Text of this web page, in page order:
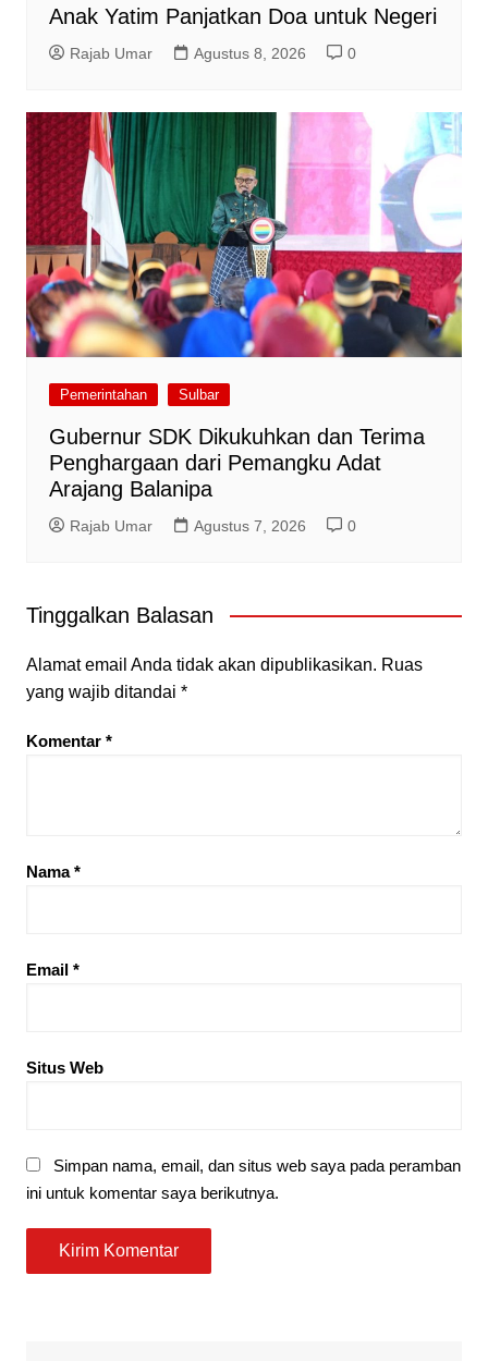
Anak Yatim Panjatkan Doa untuk Negeri
Rajab Umar Agustus 8, 2026 0
Pemerintahan Sulbar
Gubernur SDK Dikukuhkan dan Terima
Penghargaan dari Pemangku Adat
Arajang Balanipa
Rajab Umar Agustus 7, 2026 0
Tinggalkan Balasan
Alamat email Anda tidak akan dipublikasikan. Ruas
yang wajib ditandai *
Komentar *
Nama*
Email *
Situs Web
Simpan nama, email, dan situs web saya pada peramban
ini untuk komentar saya berikutnya.